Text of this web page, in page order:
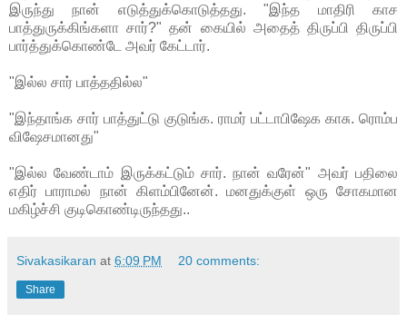
இருந்து நான் எடுத்துக்கொடுத்தது. "இந்த மாதிரி காச
பாத்துருக்கிங்களா சார்?" தன் கையில் அதைத் திருப்பி திருப்பி
பார்த்துக்கொண்டே அவர் கேட்டார்.
"இல்ல சார் பாத்ததில்ல"
"இந்தாங்க சார் பாத்துட்டு குடுங்க. ராமர் பட்டாபிஷேக காசு. ரொம்ப
விஷேசமானது"
"இல்ல வேண்டாம் இருக்கட்டும் சார். நான் வரேன்" அவர் பதிலை
எதிர் பாராமல் நான் கிளம்பினேன். மனதுக்குள் ஒரு சோகமான
மகிழ்ச்சி குடிகொண்டிருந்தது..
Sivakasikaran at 6:09 PM 20 comments:
Share